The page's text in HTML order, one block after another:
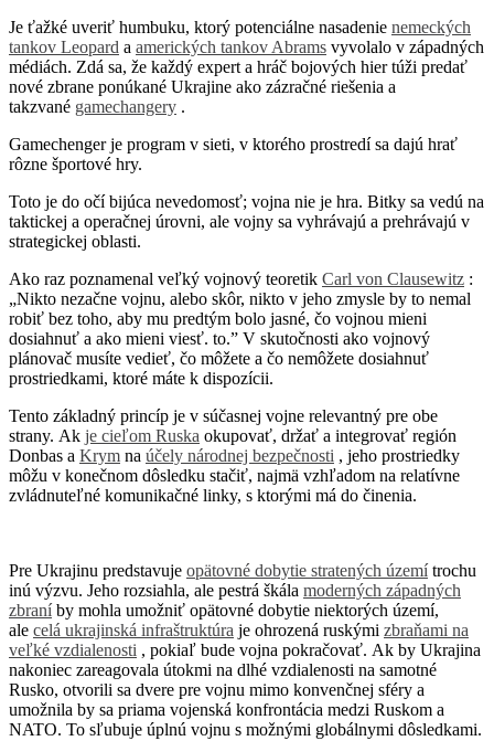
Je ťažké uveriť humbuku, ktorý potenciálne nasadenie nemeckých
tankov Leopard a amerických tankov Abrams vyvolalo v západných
médiách. Zdá sa, že každý expert a hráč bojových hier túži predať
nové zbrane ponúkané Ukrajine ako zázračné riešenia a
takzvané gamechangery .
Gamechenger je program v sieti, v ktorého prostredí sa dajú hrať
rôzne športové hry.
Toto je do očí bijúca nevedomosť; vojna nie je hra. Bitky sa vedú na
taktickej a operačnej úrovni, ale vojny sa vyhrávajú a prehrávajú v
strategickej oblasti.
Ako raz poznamenal veľký vojnový teoretik Carl von Clausewitz :
„Nikto nezačne vojnu, alebo skôr, nikto v jeho zmysle by to nemal
robiť bez toho, aby mu predtým bolo jasné, čo vojnou mieni
dosiahnuť a ako mieni viesť. to.” V skutočnosti ako vojnový
plánovač musíte vedieť, čo môžete a čo nemôžete dosiahnuť
prostriedkami, ktoré máte k dispozícii.
Tento základný princíp je v súčasnej vojne relevantný pre obe
strany. Ak je cieľom Ruska okupovať, držať a integrovať región
Donbas a Krym na účely národnej bezpečnosti , jeho prostriedky
môžu v konečnom dôsledku stačiť, najmä vzhľadom na relatívne
zvládnuteľné komunikačné linky, s ktorými má do činenia.
Pre Ukrajinu predstavuje opätovné dobytie stratených územítrochu
inú výzvu. Jeho rozsiahla, ale pestrá škála moderných západných
zbraníby mohla umožniť opätovné dobytie niektorých území,
ale celá ukrajinská infraštruktúra je ohrozená ruskými zbraňami na
veľké vzdialenosti , pokiaľ bude vojna pokračovať. Ak by Ukrajina
nakoniec zareagovala útokmi na dlhé vzdialenosti na samotné
Rusko, otvorili sa dvere pre vojnu mimo konvenčnej sféry a
umožnila by sa priama vojenská konfrontácia medzi Ruskom a
NATO. To sľubuje úplnú vojnu s možnými globálnymi dôsledkami.